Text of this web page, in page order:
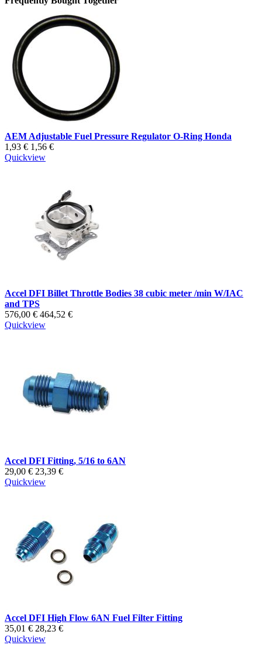
AEM Adjustable Fuel Pressure Regulator O-Ring Honda
1,93 € 1,56 €
Quickview
Accel DFI Billet Throttle Bodies 38 cubic meter /min W/IAC
and TPS
576,00 € 464,52 €
Quickview
Accel DFI Fitting, 5/16 to 6AN
29,00 € 23,39 €
Quickview
Accel DFI High Flow 6AN Fuel Filter Fitting
35,01 € 28,23 €
Quickview